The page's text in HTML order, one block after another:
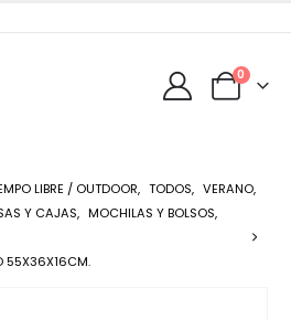
0
LIBRE / OUTDOOR, TODOS, VERANO,
Y CAJAS, MOCHILAS Y BOLSOS,
55X36X16CM.